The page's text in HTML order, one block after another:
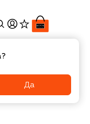
?
Да